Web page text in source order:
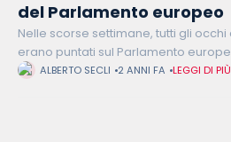
del Parlamento europeo
Nelle scorse settimane, tutti gli
erano puntati sul Parlamento
confermare i Commissari europei
ALBERTO SECLI 2 ANNI FA LEGGI DI PIÙ